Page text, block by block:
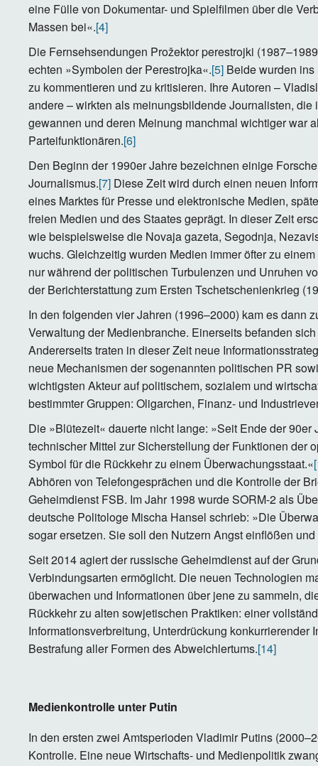
eine Fülle von Dokumentar- und Spielfilmen über die
Massen bei«.[4]
Die Fernsehsendungen Prožektor perestrojki
echten »Symbolen der Perestrojka«.[5] Beide wurden
zu kommentieren und zu kritisieren. Ihre Autoren –
andere – wirkten als meinungsbildende Journalisten,
gewannen und deren Meinung manchmal wichtiger war
Parteifunktionären.[6]
Den Beginn der 1990er Jahre bezeichnen einige
Journalismus.[7] Diese Zeit wird durch einen neuen
eines Marktes für Presse und elektronische Medien,
freien Medien und des Staates geprägt. In dieser Zeit
wie beispielsweise die Novaja gazeta, Segodnja,
wuchs. Gleichzeitig wurden Medien immer öfter zu
nur während der politischen Turbulenzen und Unruhen
der Berichterstattung zum Ersten Tschetschenienkrieg
In den folgenden vier Jahren (1996–2000) kam es dann
Verwaltung der Medienbranche. Einerseits befanden
Andererseits traten in dieser Zeit neue
neue Mechanismen der sogenannten politischen PR
wichtigsten Akteur auf politischem, sozialem und
bestimmter Gruppen: Oligarchen, Finanz- und
Die »Blütezeit« dauerte nicht lange: »Seit Ende der
technischer Mittel zur Sicherstellung der Funktionen der
Symbol für die Rückkehr zu einem Überwachungsstaat.«
Abhören von Telefongesprächen und die Kontrolle der
Geheimdienst FSB. Im Jahr 1998 wurde SORM-2 als
deutsche Politologe Mischa Hansel schrieb: »Die
sogar ersetzen. Sie soll den Nutzern Angst einflößen
Seit 2014 agiert der russische Geheimdienst auf der
Verbindungsarten ermöglicht. Die neuen Technologien
überwachen und Informationen über jene zu sammeln,
Rückkehr zu alten sowjetischen Praktiken: einer
Informationsverbreitung, Unterdrückung
Bestrafung aller Formen des Abweichlertums.[14]
Medienkontrolle unter Putin
In den ersten zwei Amtsperioden Vladimir Putins
Kontrolle. Eine neue Wirtschafts- und Medienpolitik